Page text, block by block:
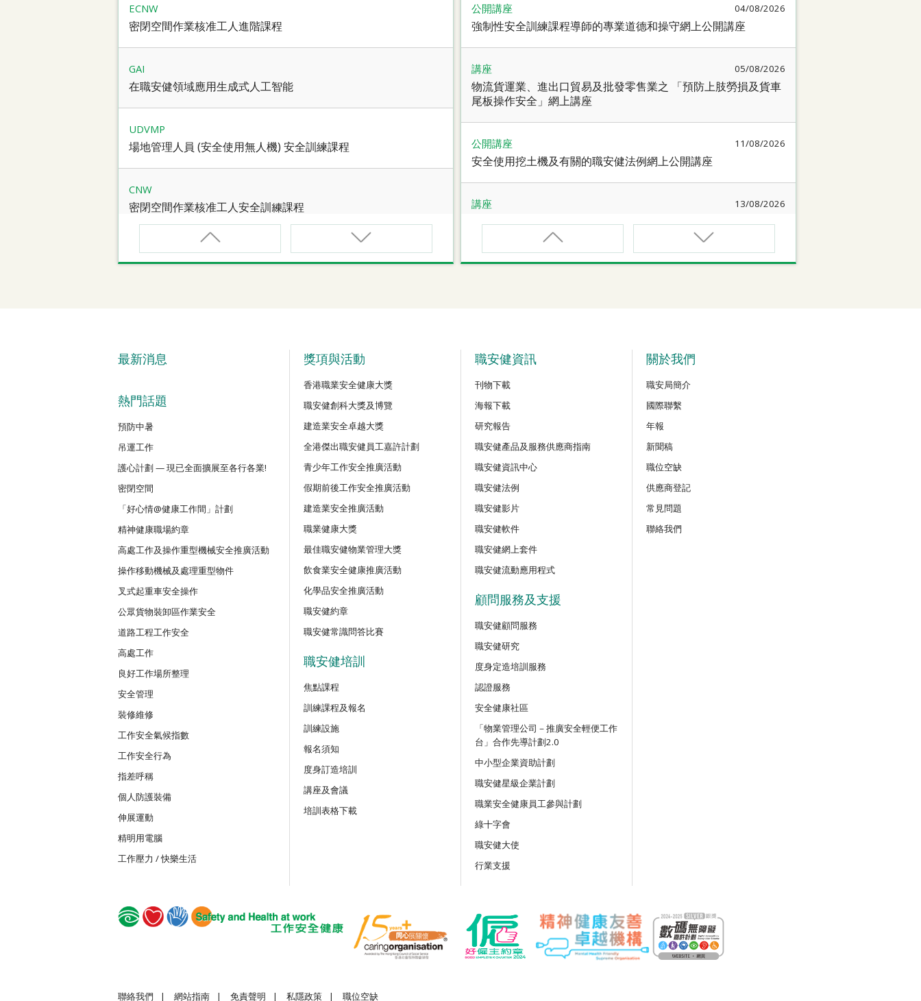
ECNW
密閉空間作業核准工人進階課程
GAI
在職安健領域應用生成式人工智能
UDVMP
場地管理人員 (安全使用無人機) 安全訓練課程
CNW
密閉空間作業核准工人安全訓練課程
CNW(R)
密閉空間作業核准工人安全訓練重新甄審資格課程
CN
密閉空間作業合資格人士安全訓練課程
CN(R)
密閉空間作業合資格人士安全訓練重新甄審資格課程
CNVMP
場地管理人員（密閉空間工作）安全訓練課程
EVCAR
電動車維修安全課程
MCBD
內地跨境貨車司機基本安全訓練課程（建築工程）
MICM
組裝合成建築工程管理人員訓練課程
MICW
組裝合成建築工程工作安全訓練課程
TST
安全使用可伸縮工作台
TSTC
GWS
建造業普通工人的基本安全
公開講座 04/08/2026
強制性安全訓練課程導師的專業道德和操守網上公開講座
講座 05/08/2026
物流貨運業、進出口貿易及批發零售業之 「預防上肢勞損及貨車
尾板操作安全」網上講座
公開講座 11/08/2026
安全使用挖土機及有關的職安健法例網上公開講座
講座 13/08/2026
職業健康大奬2026-27網上簡介會暨講座
講座 17/08/2026
危險品的安全規管與危險物質相關規例網上公開講座
好』減壓法的科學減壓之道」網上講座
講座
【護心計劃/好心情@健康工作間】重拾健康由「戒煙」做起：認
識吸煙害處與戒煙攻略網上講座
公開講座
密閉空間工作的職安健及相關的職安健法例網上公開講座
公開講座
安全主任的專業道德和誠信網上公開講座
公開講座
「使用鏈鋸安全指南：識別風險及預防事故」網上講座
講座
吊運及負荷物移動機械安全：意外個案分析、驗收檢測、安全實
務與創新科技應用網上講座
公開講座
《竹棚架工作安全守則》及相關的職安健法例網上公開講座
公開講座
最新消息
熱門話題
預防中暑
吊運工作
護心計劃 — 現已全面擴展至各行各業!
密閉空間
「好心情@健康工作間」計劃
精神健康職場約章
高處工作及操作重型機械安全推廣活動
操作移動機械及處理重型物件
叉式起重車安全操作
公眾貨物裝卸區作業安全
道路工程工作安全
高處工作
良好工作場所整理
安全管理
裝修維修
工作安全氣候指數
工作安全行為
指差呼稱
個人防護裝備
伸展運動
精明用電腦
工作壓力 / 快樂生活
獎項與活動
香港職業安全健康大獎
職安健創科大獎及博覽
建造業安全卓越大獎
全港傑出職安健員工嘉許計劃
青少年工作安全推廣活動
假期前後工作安全推廣活動
建造業安全推廣活動
職業健康大獎
最佳職安健物業管理大獎
飲食業安全健康推廣活動
化學品安全推廣活動
職安健約章
職安健常識問答比賽
職安健培訓
焦點課程
訓練課程及報名
訓練設施
報名須知
度身訂造培訓
講座及會議
培訓表格下載
職安健資訊
刊物下載
海報下載
研究報告
職安健產品及服務供應商指南
職安健資訊中心
職安健法例
職安健影片
職安健軟件
職安健網上套件
職安健流動應用程式
顧問服務及支援
職安健顧問服務
職安健研究
度身定造培訓服務
認證服務
安全健康社區
「物業管理公司－推廣安全輕便工作
台」合作先導計劃2.0
中小型企業資助計劃
職安健星級企業計劃
職業安全健康員工參與計劃
綠十字會
職安健大使
行業支援
關於我們
職安局簡介
國際聯繫
年報
新聞稿
職位空缺
供應商登記
常見問題
聯絡我們
聯絡我們 | 網站指南 | 免責聲明 | 私隱政策 | 職位空缺